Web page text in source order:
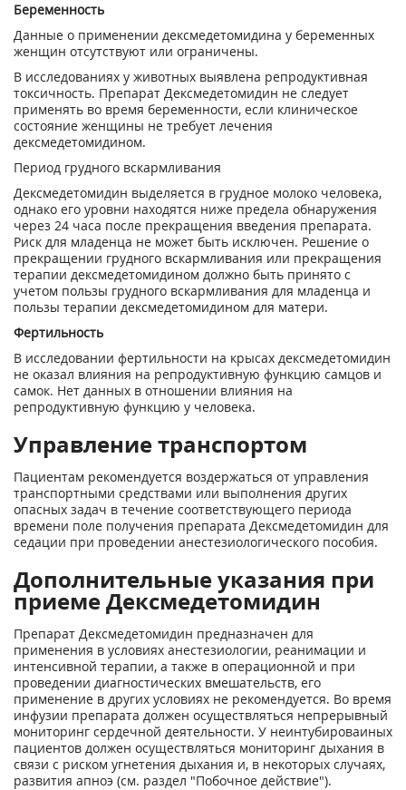
Беременность
Данные о применении дексмедетомидина у беременных
женщин отсутствуют или ограничены.
В исследованиях у животных выявлена репродуктивная
токсичность. Препарат Дексмедетомидин не следует
применять во время беременности, если клиническое
состояние женщины не требует лечения
дексмедетомидином.
Период грудного вскармливания
Дексмедетомидин выделяется в грудное молоко человека,
однако его уровни находятся ниже предела обнаружения
через 24 часа после прекращения введения препарата.
Риск для младенца не может быть исключен. Решение о
прекращении грудного вскармливания или прекращения
терапии дексмедетомидином должно быть принято с
учетом пользы грудного вскармливания для младенца и
пользы терапии дексмедетомидином для матери.
Фертильность
В исследовании фертильности на крысах дексмедетомидин
не оказал влияния на репродуктивную функцию самцов и
самок. Нет данных в отношении влияния на
репродуктивную функцию у человека.
Управление транспортом
Пациентам рекомендуется воздержаться от управления
транспортными средствами или выполнения других
опасных задач в течение соответствующего периода
времени поле получения препарата Дексмедетомидин для
седации при проведении анестезиологического пособия.
Дополнительные указания при
приеме Дексмедетомидин
Препарат Дексмедетомидин предназначен для
применения в условиях анестезиологии, реанимации и
интенсивной терапии, а также в операционной и при
проведении диагностических вмешательств, его
применение в других условиях не рекомендуется. Во время
инфузии препарата должен осуществляться непрерывный
мониторинг сердечной деятельности. У неинтубироваиных
пациентов должен осуществляться мониторинг дыхания в
связи с риском угнетения дыхания и, в некоторых случаях,
развития апноэ (см. раздел "Побочное действие").